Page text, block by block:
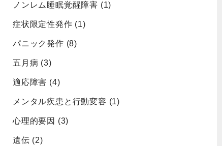
ノンレム睡眠覚醒障害 (1)
症状限定性発作 (1)
パニック発作 (8)
五月病 (3)
適応障害 (4)
メンタル疾患と行動変容 (1)
心理的要因 (3)
遺伝 (2)